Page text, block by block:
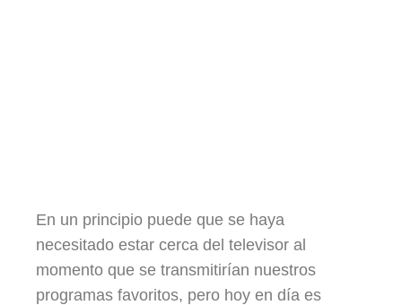
En un principio puede que se haya
necesitado estar cerca del televisor al
momento que se transmitirían nuestros
programas favoritos, pero hoy en día es